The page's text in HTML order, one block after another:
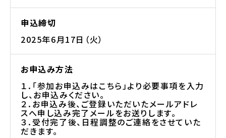
申込締切
2025年6月17日（火）
お申込み方法
１．「参加お申込みはこちら」より必要事項を入力
し、お申込みください。
２．お申込み後、ご登録いただいたメールアドレ
スへ申し込み完了メールをお送りします。
３．受付完了後、日程調整のご連絡をさせていた
だきます。